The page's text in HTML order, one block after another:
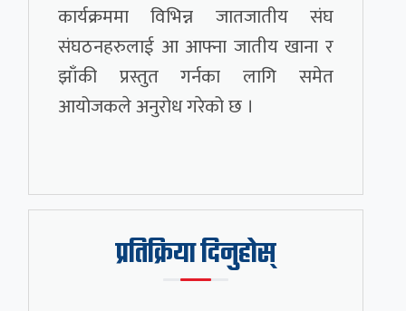
कार्यक्रममा विभिन्न जातजातीय संघ
संघठनहरुलाई आ आफ्ना जातीय खाना र
झाँकी प्रस्तुत गर्नका लागि समेत
आयोजकले अनुरोध गरेको छ ।
प्रतिक्रिया दिनुहोस्